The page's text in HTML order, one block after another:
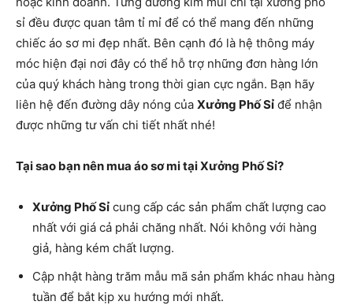
sỉ đều được quan tâm tỉ mỉ để có thể mang đến những
chiếc áo sơ mi đẹp nhất. Bên cạnh đó là hệ thông máy
móc hiện đại nơi đây có thể hỗ trợ những đơn hàng lớn
của quý khách hàng trong thời gian cực ngắn. Bạn hãy
liên hệ đến đường dây nóng của Xưởng Phố Sỉ để nhận
được những tư vấn chi tiết nhất nhé!
Tại sao bạn nên mua áo sơ mi tại Xưởng Phố Sỉ?
Xưởng Phố Sỉ cung cấp các sản phẩm chất lượng cao
nhất với giá cả phải chăng nhất. Nói không với hàng
giả, hàng kém chất lượng.
Cập nhật hàng trăm mẫu mã sản phẩm khác nhau hàng
tuần để bắt kịp xu hướng mới nhất.